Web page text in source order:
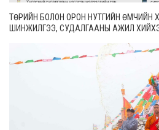
ТӨРИЙН БОЛОН ОРОН НУТГИЙН ӨМЧИЙН
ШИНЖИЛГЭЭ, СУДАЛГААНЫ АЖИЛ